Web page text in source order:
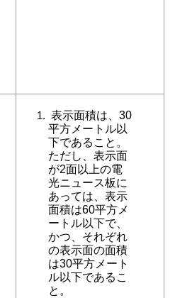
表示面積は、30
平方メートル以
下であること。
ただし、表示面
が2面以上の電
光ニュース板に
あっては、表示
面積は60平方メ
ートル以下で、
かつ、それぞれ
の表示面の面積
は30平方メート
ル以下であるこ
と。